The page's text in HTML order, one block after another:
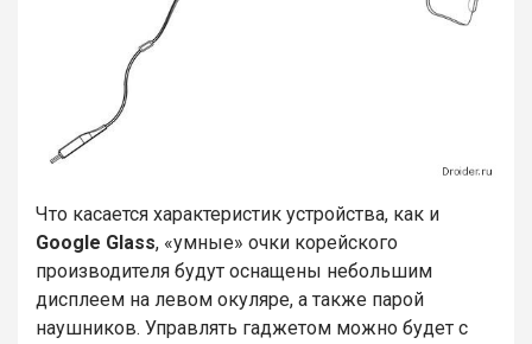
Что касается характеристик устройства, как и
Google Glass, «умные» очки корейского
производителя будут оснащены небольшим
дисплеем на левом окуляре, а также парой
наушников. Управлять гаджетом можно будет с